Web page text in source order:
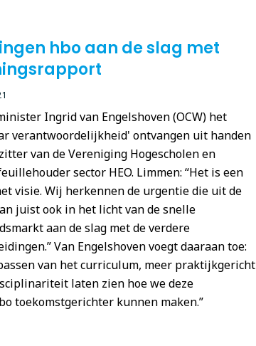
hbo aan de slag met
Ingrid van Engelshoven (OCW) het
verantwoordelijkheid' ontvangen uit handen
van de Vereniging Hogescholen en
sector HEO. Limmen: “Het is een
visie. Wij herkennen de urgentie die uit de
juist ook in het licht van de snelle
aan de slag met de verdere
Van Engelshoven voegt daaraan toe:
van het curriculum, meer praktijkgericht
laten zien hoe we deze
toekomstgerichter kunnen maken.”